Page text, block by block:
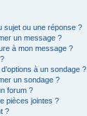
sujet ou une réponse ?
un message ?
à mon message ?
à un sondage ?
un sondage ?
forum ?
pièces jointes ?
?